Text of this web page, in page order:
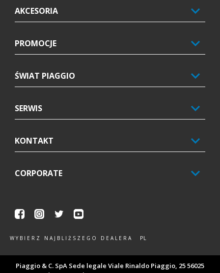
AKCESORIA
PROMOCJE
ŚWIAT PIAGGIO
SERWIS
KONTAKT
CORPORATE
FacebookInstagram
Twitter
WYBIERZ NAJBLIŻSZEGO DEALERA PL
Piaggio & C. SpA Sede legale Viale Rinaldo Piaggio, 25 56025